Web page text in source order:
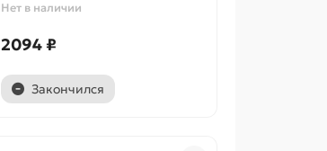
Нет в наличии
2094 ₽
Закончился